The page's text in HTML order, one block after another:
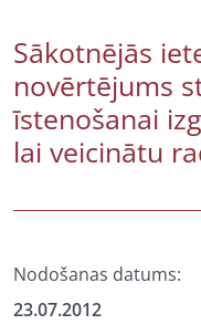
Sākotnējās
novērtējums
īstenošanai
lai veicinātu
Nodošanas datums:
23.07.2012